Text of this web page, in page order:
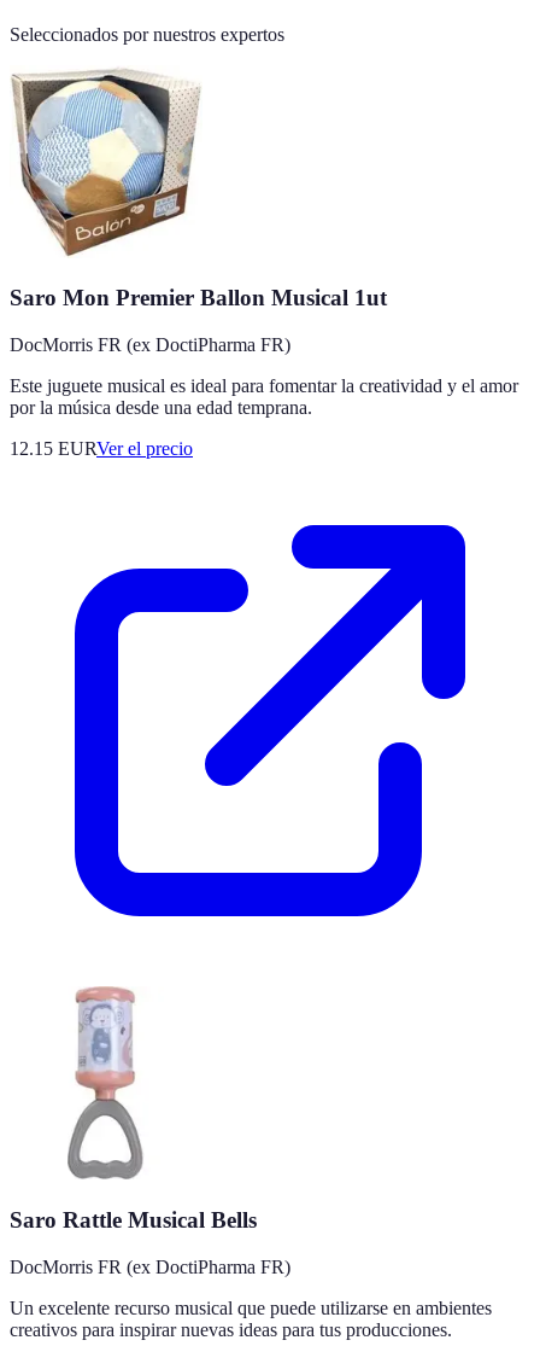
Seleccionados por nuestros expertos
Saro Mon Premier Ballon Musical 1ut
DocMorris FR (ex DoctiPharma FR)
Este juguete musical es ideal para fomentar la creatividad y el amor
por la música desde una edad temprana.
12.15 EURVer el precio
Saro Rattle Musical Bells
DocMorris FR (ex DoctiPharma FR)
Un excelente recurso musical que puede utilizarse en ambientes
creativos para inspirar nuevas ideas para tus producciones.